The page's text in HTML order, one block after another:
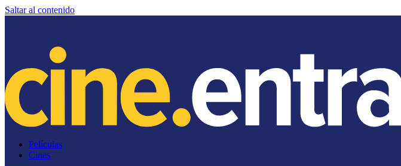
Saltar al contenido
Películas
Cines